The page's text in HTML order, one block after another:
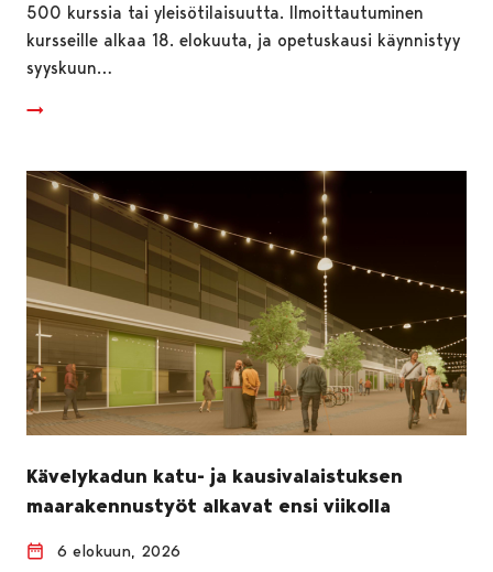
500 kurssia tai yleisötilaisuutta. Ilmoittautuminen
kursseille alkaa 18. elokuuta, ja opetuskausi käynnistyy
syyskuun…
Kävelykadun katu- ja kausivalaistuksen
maarakennustyöt alkavat ensi viikolla
6 elokuun, 2026